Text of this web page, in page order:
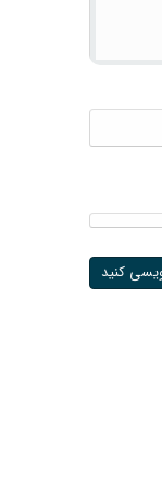
کنید